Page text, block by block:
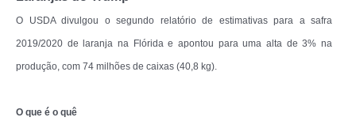
O USDA divulgou o segundo relatório de estimativas para a safra
2019/2020 de laranja na Flórida e apontou para uma alta de 3% na
produção, com 74 milhões de caixas (40,8 kg).
O que é o quê